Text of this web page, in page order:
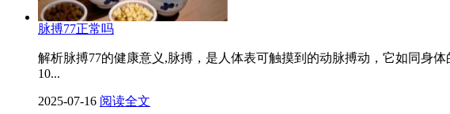
脉搏77正常吗
解析脉搏77的健康意义,脉搏，是人体表可触摸到的动脉搏动，它如同身
10...
2025-07-16 阅读全文